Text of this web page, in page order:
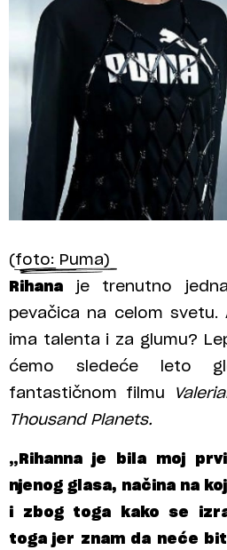
(foto: Puma)
Rihana je trenutno
pevačica na celom
ima talenta i za glumu?
ćemo sledeće leto
fantastičnom filmu
Thousand Planets.
„Rihanna je bila moj
njenog glasa, načina na
i zbog toga kako se
toga jer znam da neće